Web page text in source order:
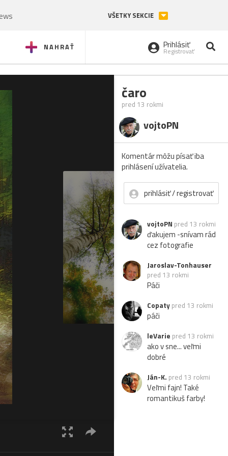
VŠETKY SEKCIE
NAHRAŤ Prihlásiť
Registrovať
čaro
pred 13 rokmi
vojtoPN
Komentár môžu písať iba
prihlásení užívatelia.
prihlásiť / registrovať
vojtoPN pred 13 rokmi
ďakujem -snívam rád
cez fotografie
Jaroslav-Tonhauser
pred 13 rokmi
Páči
Copaty pred 13 rokmi
páči
leVarie pred 13 rokmi
ako v sne... veľmi
dobré
Ján-K. pred 13 rokmi
Veľmi fajn! Také
romantikuš farby!